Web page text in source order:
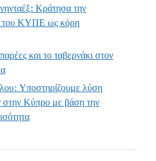
Κράτησα την
του ΚΥΠΕ ως κόρη
και το ταβερνάκι στον
Υποστηρίζουμε λύση
Κύπρο με βάση την